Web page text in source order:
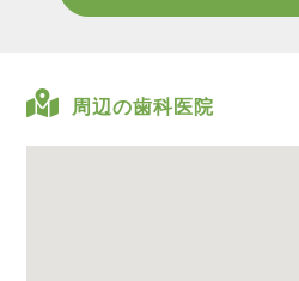
周辺の歯科医院